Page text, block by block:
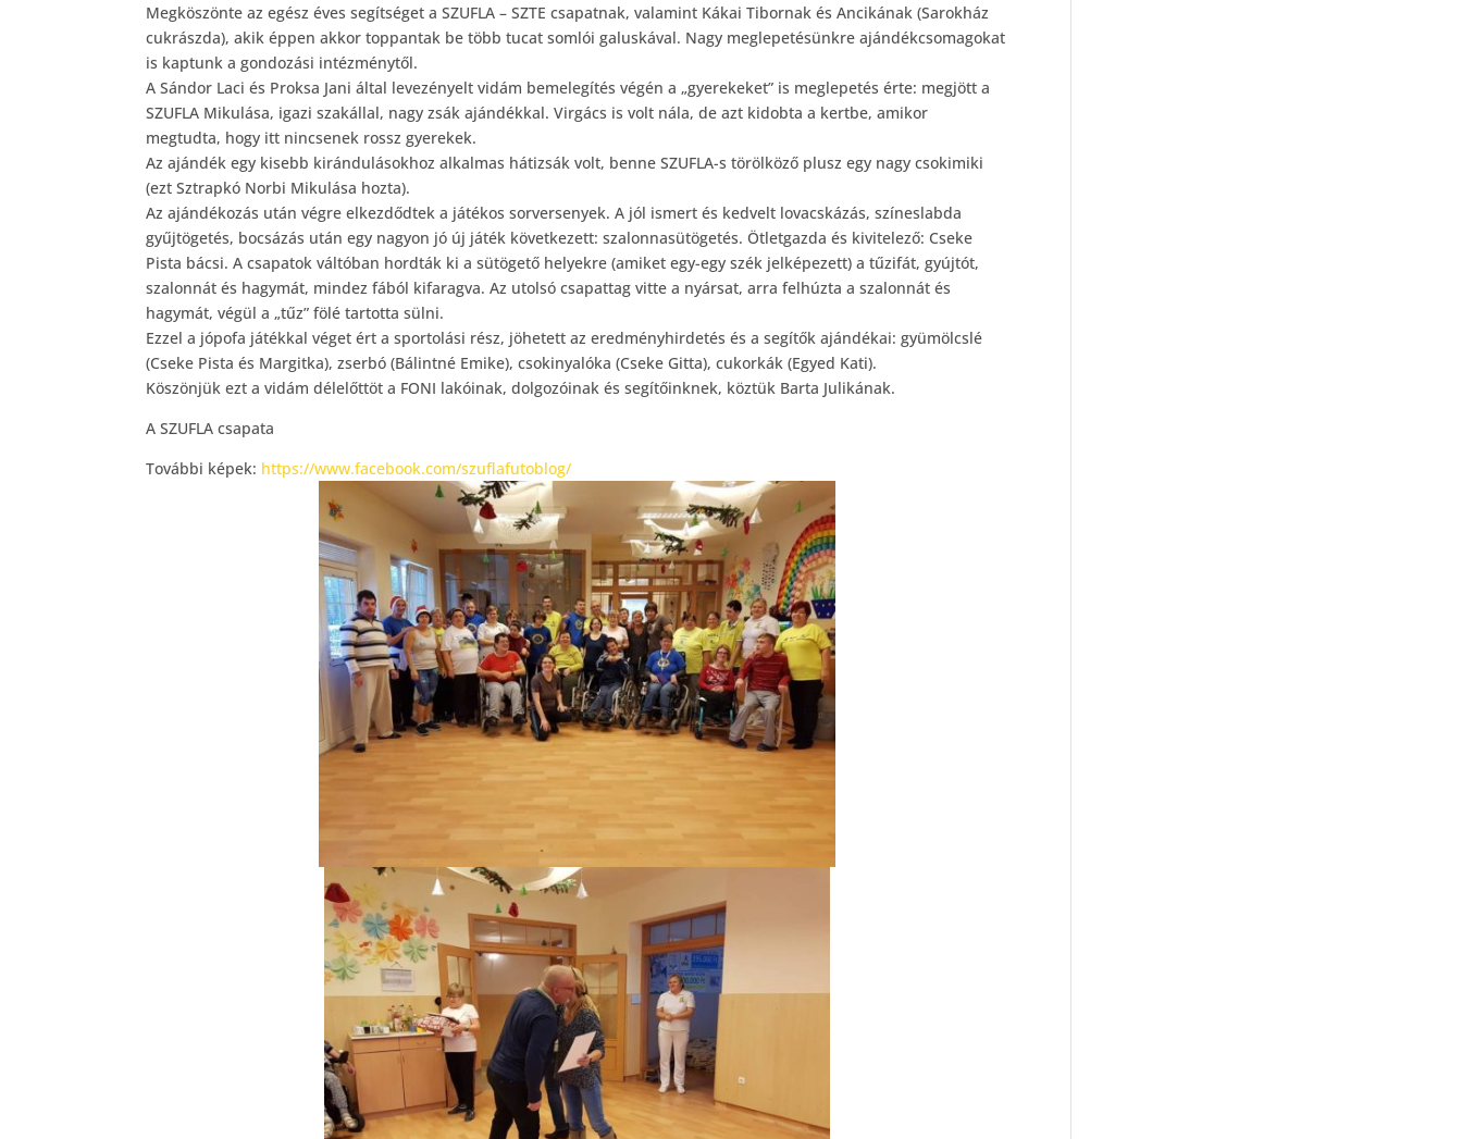
Megköszönte az egész éves segítséget a SZUFLA – SZTE csapatnak, valamint Kákai Tibornak és Ancikának (Sarokház
cukrászda), akik éppen akkor toppantak be több tucat somlói galuskával. Nagy meglepetésünkre ajándékcsomagokat
is kaptunk a gondozási intézménytől.
A Sándor Laci és Proksa Jani által levezényelt vidám bemelegítés végén a „gyerekeket” is meglepetés érte: megjött a
SZUFLA Mikulása, igazi szakállal, nagy zsák ajándékkal. Virgács is volt nála, de azt kidobta a kertbe, amikor
megtudta, hogy itt nincsenek rossz gyerekek.
Az ajándék egy kisebb kirándulásokhoz alkalmas hátizsák volt, benne SZUFLA-s törölköző plusz egy nagy csokimiki
(ezt Sztrapkó Norbi Mikulása hozta).
Az ajándékozás után végre elkezdődtek a játékos sorversenyek. A jól ismert és kedvelt lovacskázás, színeslabda
gyűjtögetés, bocsázás után egy nagyon jó új játék következett: szalonnasütögetés. Ötletgazda és kivitelező: Cseke
Pista bácsi. A csapatok váltóban hordták ki a sütögető helyekre (amiket egy-egy szék jelképezett) a tűzifát, gyújtót,
szalonnát és hagymát, mindez fából kifaragva. Az utolsó csapattag vitte a nyársat, arra felhúzta a szalonnát és
hagymát, végül a „tűz” fölé tartotta sülni.
Ezzel a jópofa játékkal véget ért a sportolási rész, jöhetett az eredményhirdetés és a segítők ajándékai: gyümölcslé
(Cseke Pista és Margitka), zserbó (Bálintné Emike), csokinyalóka (Cseke Gitta), cukorkák (Egyed Kati).
Köszönjük ezt a vidám délelőttöt a FONI lakóinak, dolgozóinak és segítőinknek, köztük Barta Julikának.
A SZUFLA csapata
További képek: https://www.facebook.com/szuflafutoblog/